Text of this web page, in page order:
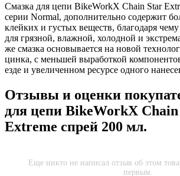
Смазка для цепи BikeWorkX Chain Star
серии Normal, дополнительно содержит
клейких и густых веществ, благодаря
для грязной, влажной, холодной и
же смазка основывается на новой
цинка, с меньшей выработкой
езде и увеличенном ресурсе одного
Отзывы и оценки
для цепи BikeWorkX
Extreme спрей 200 мл.
Еще никто не написал отзыв об этом
первым.